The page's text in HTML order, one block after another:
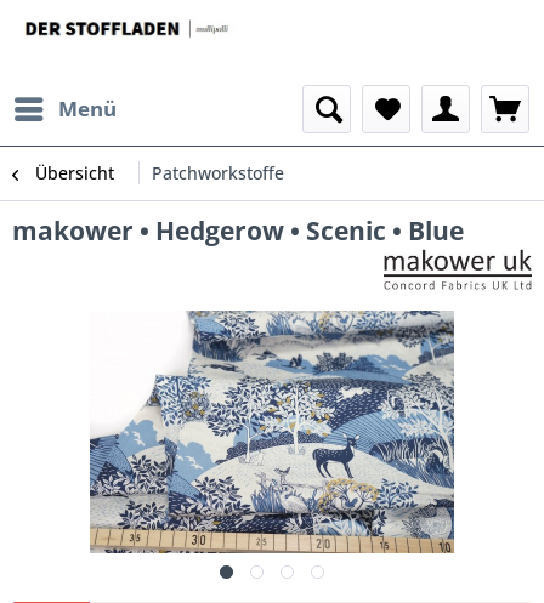
Menü
Übersicht Patchworkstoffe
makower • Hedgerow • Scenic • Blue